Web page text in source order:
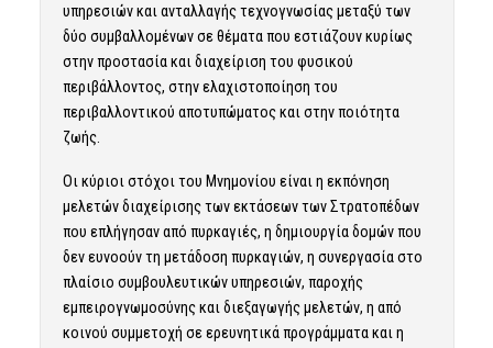
υπηρεσιών και ανταλλαγής τεχνογνωσίας μεταξύ των
δύο συμβαλλομένων σε θέματα που εστιάζουν κυρίως
στην προστασία και διαχείριση του φυσικού
περιβάλλοντος, στην ελαχιστοποίηση του
περιβαλλοντικού αποτυπώματος και στην ποιότητα
ζωής.
Οι κύριοι στόχοι του Μνημονίου είναι η εκπόνηση
μελετών διαχείρισης των εκτάσεων των Στρατοπέδων
που επλήγησαν από πυρκαγιές, η δημιουργία δομών που
δεν ευνοούν τη μετάδοση πυρκαγιών, η συνεργασία στο
πλαίσιο συμβουλευτικών υπηρεσιών, παροχής
εμπειρογνωμοσύνης και διεξαγωγής μελετών, η από
κοινού συμμετοχή σε ερευνητικά προγράμματα και η